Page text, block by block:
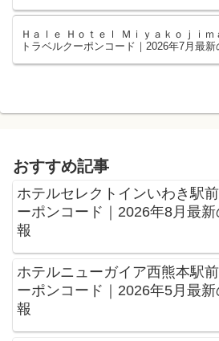
Ｈａｌｅ Ｈｏｔｅｌ Ｍｉｙａｋｏｊｉｍ
トラベルクーポンコード｜2026年7月最
おすすめ記事
ホテルセレクトインいわき駅
ーポンコード｜2026年8月最
報
ホテルニューガイア西熊本駅
ーポンコード｜2026年5月最
報